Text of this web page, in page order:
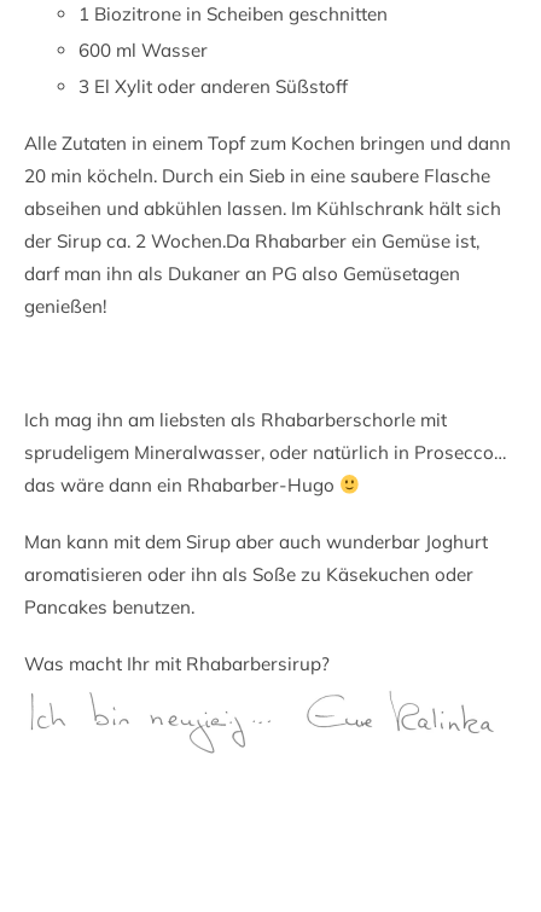
1 Biozitrone in Scheiben geschnitten
600 ml Wasser
3 El Xylit oder anderen Süßstoff
Alle Zutaten in einem Topf zum Kochen bringen und dann
20 min köcheln. Durch ein Sieb in eine saubere Flasche
abseihen und abkühlen lassen. Im Kühlschrank hält sich
der Sirup ca. 2 Wochen.Da Rhabarber ein Gemüse ist,
darf man ihn als Dukaner an PG also Gemüsetagen
genießen!
Ich mag ihn am liebsten als Rhabarberschorle mit
sprudeligem Mineralwasser, oder natürlich in Prosecco…
das wäre dann ein Rhabarber-Hugo
Man kann mit dem Sirup aber auch wunderbar Joghurt
aromatisieren oder ihn als Soße zu Käsekuchen oder
Pancakes benutzen.
Was macht Ihr mit Rhabarbersirup?